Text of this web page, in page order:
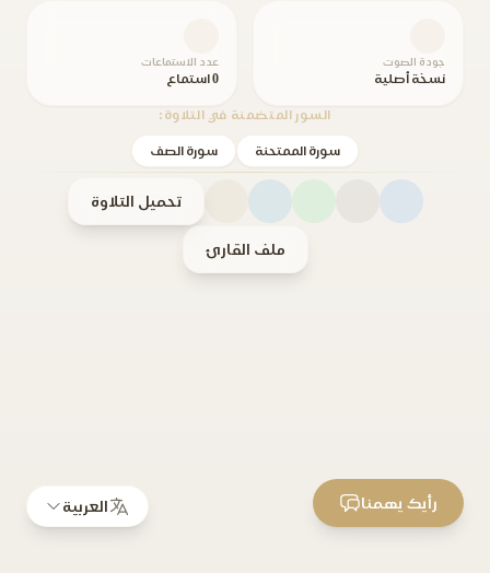
جودة الصوت
نسخة أصلية
عدد الاستماعات
0 استماع
السور المتضمنة في التلاوة:
سورة الممتحنة سورة الصف
تحميل التلاوة
ملف القارئ
العربية رأيك يهمنا